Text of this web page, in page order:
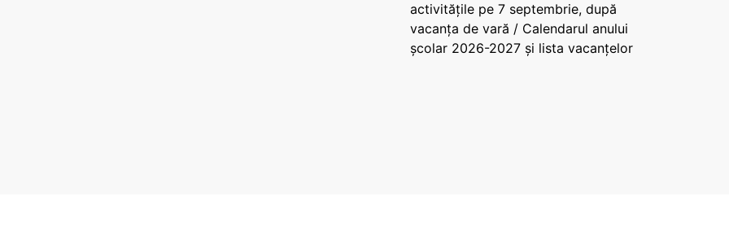
activitățile pe 7 septembrie, după
vacanța de vară / Calendarul anului
școlar 2026-2027 și lista vacanțelor